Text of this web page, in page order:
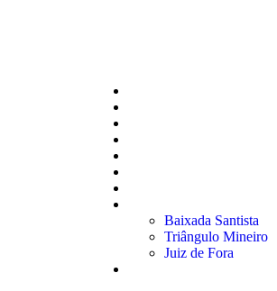
Baixada Santista
Triângulo Mineiro
Juiz de Fora